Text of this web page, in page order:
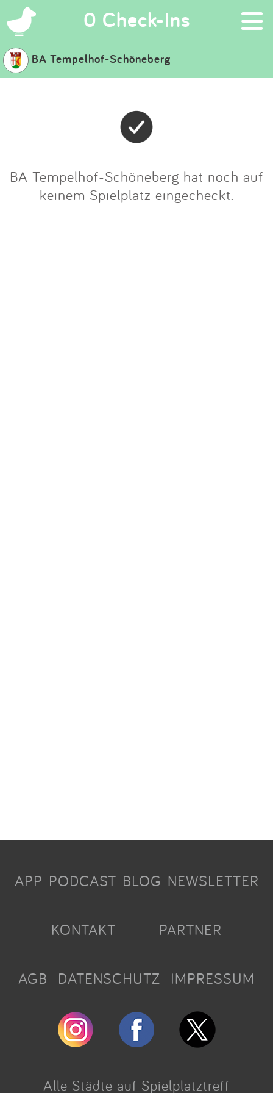
0 Check-Ins ×
Suchen
Eintragen
App
Blog
Partner
BA Tempelhof-Schöneberg
BA Tempelhof-Schöneberg hat noch auf
keinem Spielplatz eingecheckt.
APP PODCAST BLOG NEWSLETTER
KONTAKT PARTNER
AGB DATENSCHUTZ IMPRESSUM
Alle Städte auf Spielplatztreff